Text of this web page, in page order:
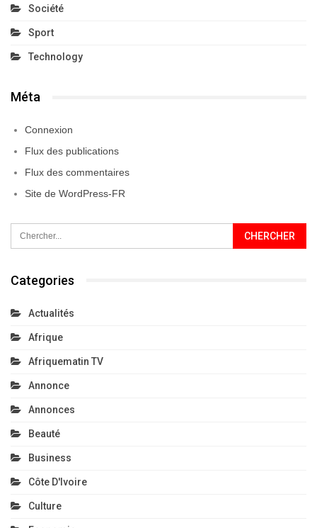
Société
Sport
Technology
Méta
Connexion
Flux des publications
Flux des commentaires
Site de WordPress-FR
Categories
Actualités
Afrique
Afriquematin TV
Annonce
Annonces
Beauté
Business
Côte D'Ivoire
Culture